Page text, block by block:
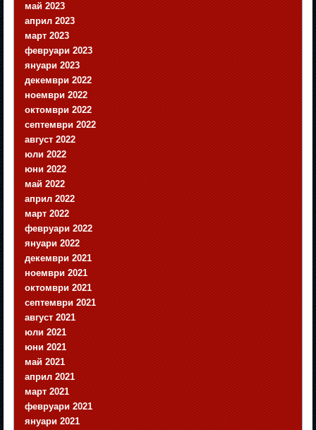
май 2023
април 2023
март 2023
февруари 2023
януари 2023
декември 2022
ноември 2022
октомври 2022
септември 2022
август 2022
юли 2022
юни 2022
май 2022
април 2022
март 2022
февруари 2022
януари 2022
декември 2021
ноември 2021
октомври 2021
септември 2021
август 2021
юли 2021
юни 2021
май 2021
април 2021
март 2021
февруари 2021
януари 2021